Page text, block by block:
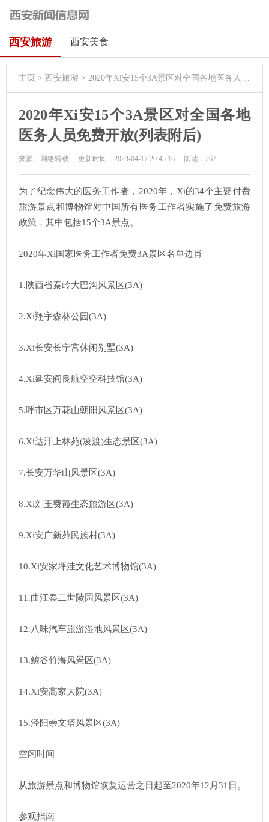
西安旅游 西安美食
主页 > 西安旅游 > 2020年Xi安15个3A景区对全国各地医务人员免费开放(列表附后)
2020年Xi安15个3A景区对全国各地
医务人员免费开放(列表附后)
来源：网络转载 更新时间：2023-04-17 20:45:16 阅读： 267
为了纪念伟大的医务工作者，2020年，Xi的34个主要付费
旅游景点和博物馆对中国所有医务工作者实施了免费旅游
政策，其中包括15个3A景点。
2020年Xi国家医务工作者免费3A景区名单边肖
1.陕西省秦岭大巴沟风景区(3A)
2.Xi翔宇森林公园(3A)
3.Xi长安长宁宫休闲别墅(3A)
4.Xi延安阎良航空空科技馆(3A)
5.呼市区万花山朝阳风景区(3A)
6.Xi达汗上林苑(凌渡)生态景区(3A)
7.长安万华山风景区(3A)
8.Xi刘玉费霞生态旅游区(3A)
9.Xi安广新苑民族村(3A)
10.Xi安家坪洼文化艺术博物馆(3A)
11.曲江秦二世陵园风景区(3A)
12.八味汽车旅游湿地风景区(3A)
13.鲸谷竹海风景区(3A)
14.Xi安高家大院(3A)
15.泾阳崇文塔风景区(3A)
空闲时间
从旅游景点和博物馆恢复运营之日起至2020年12月31日。
参观指南